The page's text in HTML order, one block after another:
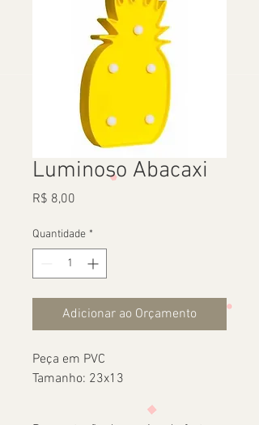
Luminoso Abacaxi
R$ 8,00
Quantidade *
Adicionar ao Orçamento
Peça em PVC
Tamanho: 23x13